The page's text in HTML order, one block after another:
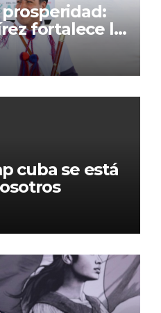
fortalece la
de Aldama
cuba se está